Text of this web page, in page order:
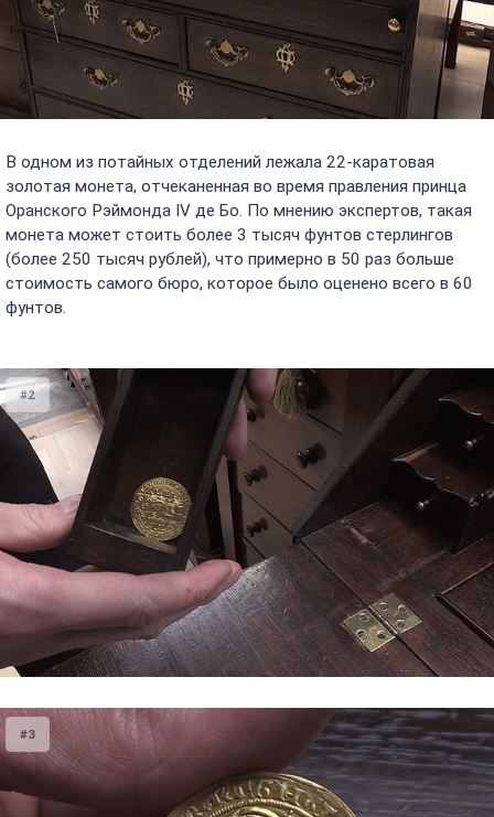
В одном из потайных отделений лежала 22-каратовая
золотая монета, отчеканенная во время правления принца
Оранского Рэймонда IV де Бо. По мнению экспертов, такая
монета может стоить более 3 тысяч фунтов стерлингов
(более 250 тысяч рублей), что примерно в 50 раз больше
стоимость самого бюро, которое было оценено всего в 60
фунтов.
#2
#3